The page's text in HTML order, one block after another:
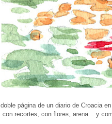
página de un diario de Croacia
recortes, con flores, arena... y